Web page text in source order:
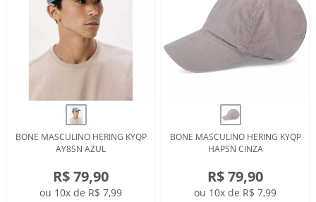
BONE MASCULINO HERING KYQP
AY8SN AZUL
R$ 79,90
ou 10x de R$ 7,99
BONE MASCULINO HERING KYQP
HAPSN CINZA
R$ 79,90
ou 10x de R$ 7,99